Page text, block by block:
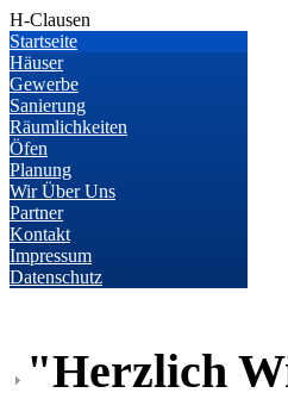
H-Clausen
Startseite
Häuser
Gewerbe
Sanierung
Räumlichkeiten
Öfen
Planung
Wir Über Uns
Partner
Kontakt
Impressum
Datenschutz
"Herzlich